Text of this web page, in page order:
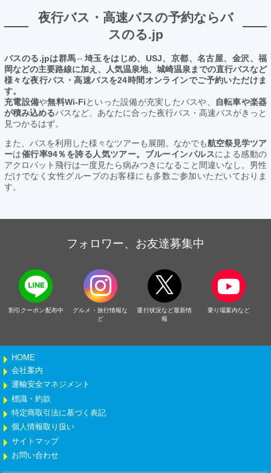
夜行バス・高速バスの予約ならバ
スのる.jp
バスのる.jpは群馬⇔埼玉をはじめ、USJ、京都、名古屋、金沢、福
岡などの主要路線に加え、人気温泉地、城崎温泉までの直行バスなど
様々な夜行バス・高速バスを24時間オンラインでご予約いただけま
す。
充電設備や無料Wi-Fiといった設備が充実したバスや、
自転車や楽器
が積み込めるバスなど、あなたに合った夜行バス・高速バスがきっと
見つかるはず。
また、バスを利用した様々なツアーも展開。なかでも航空祭見学ツア
ーは催行率94％を誇る人気ツアー。ブルーインパルスによる感動の
アクロバット飛行は一度見たら病みつきになること間違いなし。男性
だけでなく女性グループのお客様にも多数ご参加いただいておりま
す。
フォロワー、お友達募集中
割引クーポン配布中
グルメ・旅行情報な
ど
運行状況など最新情
報
乗り場案内など
HOME
会社案内
運輸安全マネジメント
標識・約款
特定商取引法に基づく表記
個人情報取り扱い
サイトマップ
お問い合わせ